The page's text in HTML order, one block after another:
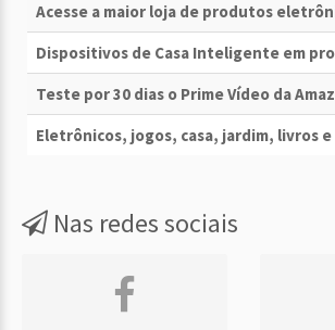
Acesse a maior loja de produtos
Dispositivos de Casa Inteligente em
Teste por 30 dias o Prime Vídeo da
Eletrônicos, jogos, casa, jardim, livros e
Nas redes sociais